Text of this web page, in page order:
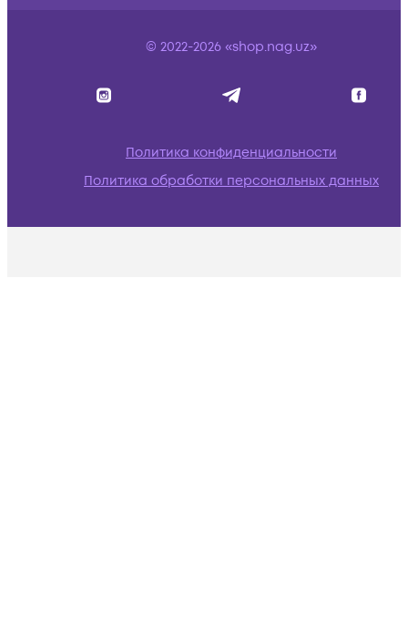
© 2022-2026 «shop.nag.uz»
Политика конфиденциальности
Политика обработки персональных данных